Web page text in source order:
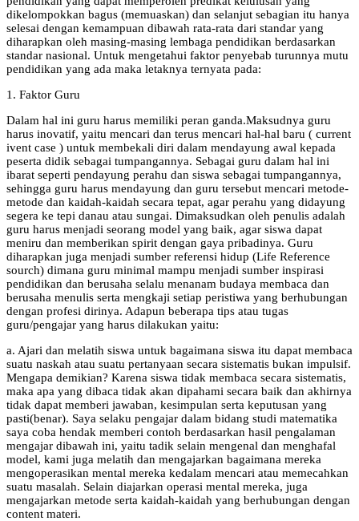
dikelompokkan bagus (memuaskan) dan selanjut sebagian itu hanya
selesai dengan kemampuan dibawah rata-rata dari standar yang
diharapkan oleh masing-masing lembaga pendidikan berdasarkan
standar nasional. Untuk mengetahui faktor penyebab turunnya mutu
pendidikan yang ada maka letaknya ternyata pada:
1. Faktor Guru
Dalam hal ini guru harus memiliki peran ganda.Maksudnya guru
harus inovatif, yaitu mencari dan terus mencari hal-hal baru ( current
ivent case ) untuk membekali diri dalam mendayung awal kepada
peserta didik sebagai tumpangannya. Sebagai guru dalam hal ini
ibarat seperti pendayung perahu dan siswa sebagai tumpangannya,
sehingga guru harus mendayung dan guru tersebut mencari metode-
metode dan kaidah-kaidah secara tepat, agar perahu yang didayung
segera ke tepi danau atau sungai. Dimaksudkan oleh penulis adalah
guru harus menjadi seorang model yang baik, agar siswa dapat
meniru dan memberikan spirit dengan gaya pribadinya. Guru
diharapkan juga menjadi sumber referensi hidup (Life Reference
sourch) dimana guru minimal mampu menjadi sumber inspirasi
pendidikan dan berusaha selalu menanam budaya membaca dan
berusaha menulis serta mengkaji setiap peristiwa yang berhubungan
dengan profesi dirinya. Adapun beberapa tips atau tugas
guru/pengajar yang harus dilakukan yaitu:
a. Ajari dan melatih siswa untuk bagaimana siswa itu dapat membaca
suatu naskah atau suatu pertanyaan secara sistematis bukan impulsif.
Mengapa demikian? Karena siswa tidak membaca secara sistematis,
maka apa yang dibaca tidak akan dipahami secara baik dan akhirnya
tidak dapat memberi jawaban, kesimpulan serta keputusan yang
pasti(benar). Saya selaku pengajar dalam bidang studi matematika
saya coba hendak memberi contoh berdasarkan hasil pengalaman
mengajar dibawah ini, yaitu tadik selain mengenal dan menghafal
model, kami juga melatih dan mengajarkan bagaimana mereka
mengoperasikan mental mereka kedalam mencari atau memecahkan
suatu masalah. Selain diajarkan operasi mental mereka, juga
mengajarkan metode serta kaidah-kaidah yang berhubungan dengan
content materi.